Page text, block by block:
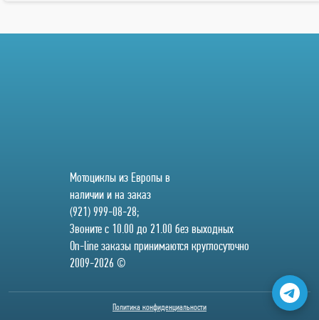
Мотоциклы из Европы в
наличии и на заказ
(921) 999-08-28;
Звоните с 10.00 до 21.00 без выходных
On-line заказы принимаются круглосуточно
2009-2026 ©
Политика конфиденциальности